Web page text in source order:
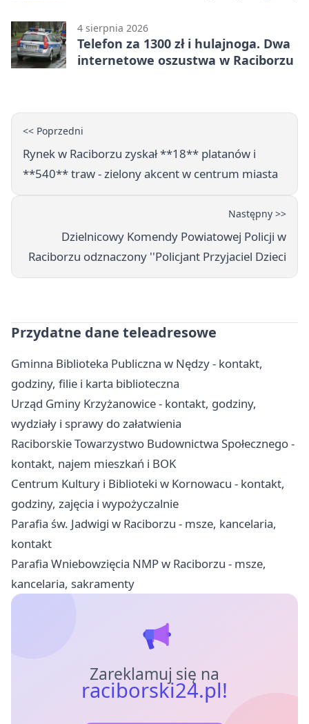
4 sierpnia 2026
Telefon za 1300 zł i hulajnoga. Dwa
internetowe oszustwa w Raciborzu
<< Poprzedni
Rynek w Raciborzu zyskał **18** platanów i
**540** traw - zielony akcent w centrum miasta
Następny >>
Dzielnicowy Komendy Powiatowej Policji w
Raciborzu odznaczony ''Policjant Przyjaciel Dzieci
Przydatne dane teleadresowe
Gminna Biblioteka Publiczna w Nędzy - kontakt,
godziny, filie i karta biblioteczna
Urząd Gminy Krzyżanowice - kontakt, godziny,
wydziały i sprawy do załatwienia
Raciborskie Towarzystwo Budownictwa Społecznego -
kontakt, najem mieszkań i BOK
Centrum Kultury i Biblioteki w Kornowacu - kontakt,
godziny, zajęcia i wypożyczalnie
Parafia św. Jadwigi w Raciborzu - msze, kancelaria,
kontakt
Parafia Wniebowzięcia NMP w Raciborzu - msze,
kancelaria, sakramenty
Zareklamuj się na
raciborski24.pl!